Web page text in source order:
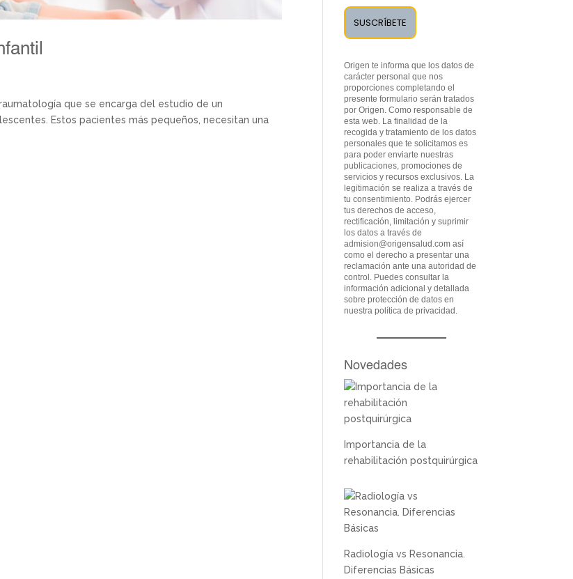
que se encarga del estudio de un
Estos pacientes más pequeños, necesitan una
Origen te informa que los datos de
carácter personal que nos
proporciones completando el
presente formulario serán tratados
por Origen. Como responsable de
esta web. La finalidad de la
recogida y tratamiento de los datos
personales que te solicitamos es
para poder enviarte nuestras
publicaciones, promociones de
servicios y recursos exclusivos. La
legitimación se realiza a través de
tu consentimiento. Podrás ejercer
tus derechos de acceso,
rectificación, limitación y suprimir
los datos a través de
admision@origensalud.com así
como el derecho a presentar una
reclamación ante una autoridad de
control. Puedes consultar la
información adicional y detallada
sobre protección de datos en
nuestrapolítica de privacidad
Novedades
Importancia de la
rehabilitación postquirúrgica
Radiología vs Resonancia.
Diferencias Básicas